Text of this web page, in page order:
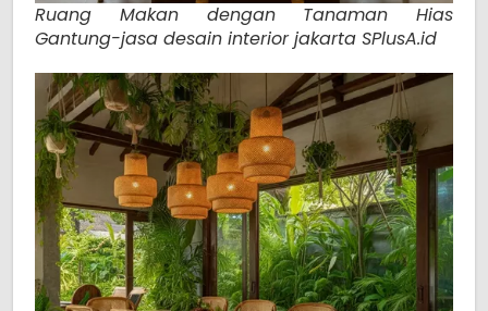
Ruang Makan dengan Tanaman Hias
Gantung-jasa desain interior jakarta SPlusA.id